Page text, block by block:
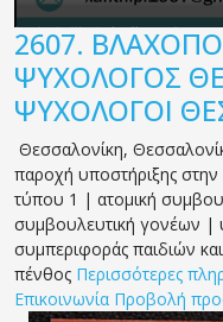
2607.
ΨΥΧΟΛΟΓΟΣ
ΨΥΧΟΛΟΓΟΙ
Θεσσαλονίκη,
παροχή υποστήριξης
τύπου 1 | ατομική
συμβουλευτική γονέων |
συμπεριφοράς παιδιών
πένθος Περισσότερες
Επικοινωνία Προβολή